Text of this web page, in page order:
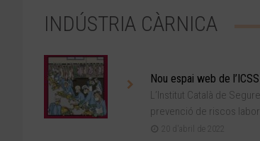
INDÚSTRIA CÀRNICA
Nou espai web de
L’Institut Català de
prevenció de riscos
20 d'abril de 2022